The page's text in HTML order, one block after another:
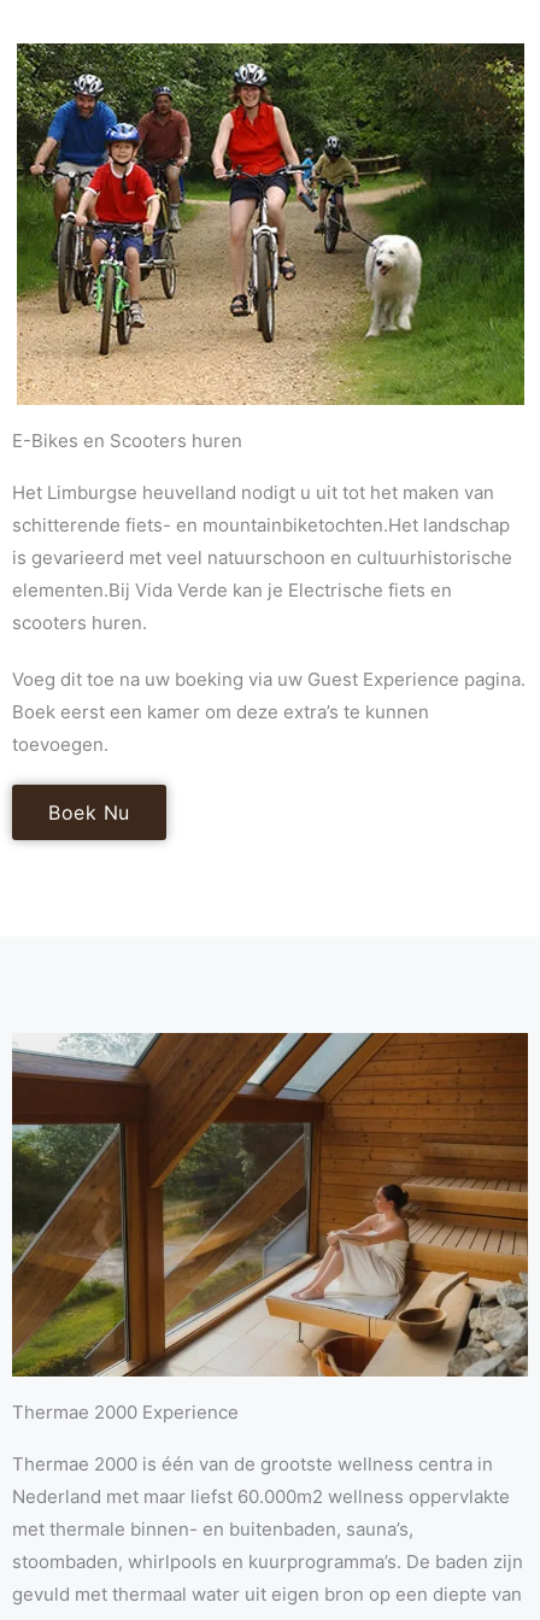
E-Bikes en Scooters huren
Het Limburgse heuvelland nodigt u uit tot het maken van
schitterende fiets- en mountainbiketochten.Het landschap
is gevarieerd met veel natuurschoon en cultuurhistorische
elementen.Bij Vida Verde kan je Electrische fiets en
scooters huren.
Voeg dit toe na uw boeking via uw Guest Experience pagina.
Boek eerst een kamer om deze extra’s te kunnen
toevoegen.
Boek Nu
Thermae 2000 Experience
Thermae 2000 is één van de grootste wellness centra in
Nederland met maar liefst 60.000m2 wellness oppervlakte
met thermale binnen- en buitenbaden, sauna’s,
stoombaden, whirlpools en kuurprogramma’s. De baden zijn
gevuld met thermaal water uit eigen bron op een diepte van